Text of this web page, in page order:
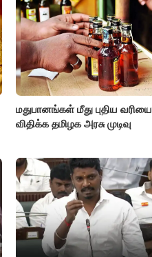
மதுபானங்கள் மீது புதிய வரியை
விதிக்க தமிழக அரசு முடிவு